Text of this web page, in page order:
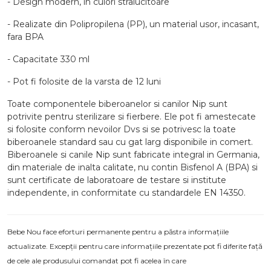
- Realizate din Polipropilena (PP), un material usor, incasant,
fara BPA
- Capacitate 330 ml
- Pot fi folosite de la varsta de 12 luni
Toate componentele biberoanelor si canilor Nip sunt
potrivite pentru sterilizare si fierbere. Ele pot fi amestecate
si folosite conform nevoilor Dvs si se potrivesc la toate
biberoanele standard sau cu gat larg disponibile in comert.
Biberoanele si canile Nip sunt fabricate integral in Germania,
din materiale de inalta calitate, nu contin Bisfenol A (BPA) si
sunt certificate de laboratoare de testare si institute
independente, in conformitate cu standardele EN 14350.
Bebe Nou face eforturi permanente pentru a păstra informațiile
actualizate. Excepții pentru care informațiile prezentate pot fi diferite față
de cele ale produsului comandat pot fi acelea în care